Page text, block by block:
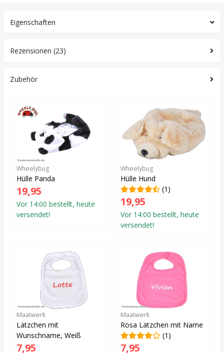
Eigenschaften
Rezensionen (23)
Zubehör
Wheelybug
Hülle Panda
19,95
Vor 14:00 bestellt, heute
versendet!
Wheelybug
Hülle Hund
(1)
19,95
Vor 14:00 bestellt, heute
versendet!
Maatwerk
Lätzchen mit
Wunschname, Weiß
7,95
Maatwerk
Rosa Lätzchen mit Name
(1)
7,95